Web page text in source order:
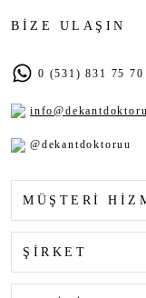
BİZE ULAŞIN
0 (531) 831 75 70
@dekantdoktoruu
MÜŞTERİ
ŞİRKET